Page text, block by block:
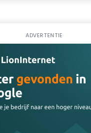
ADVERTENTIE